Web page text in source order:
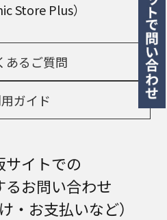
Store Plus）
あるご質問
ガイド
サイトでの
るお問い合わせ
・お支払いなど）